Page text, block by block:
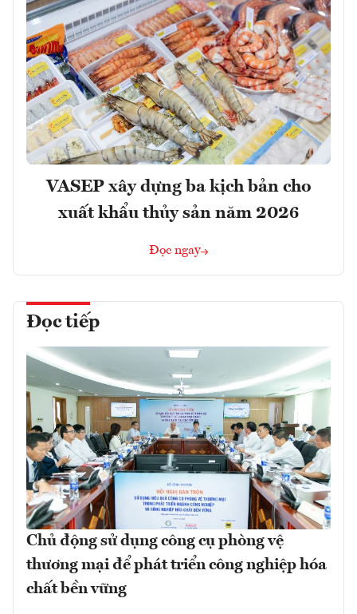
VASEP xây dựng ba kịch bản cho
xuất khẩu thủy sản năm 2026
Đọc ngay
Đọc tiếp
Chủ động sử dụng công cụ phòng vệ
thương mại để phát triển công nghiệp hóa
chất bền vững